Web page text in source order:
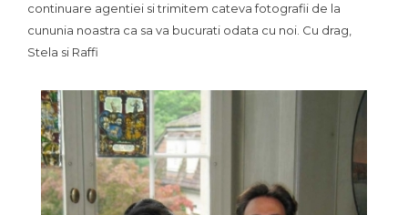
continuare agentiei si trimitem cateva fotografii de la
cununia noastra ca sa va bucurati odata cu noi. Cu drag,
Stela si Raffi